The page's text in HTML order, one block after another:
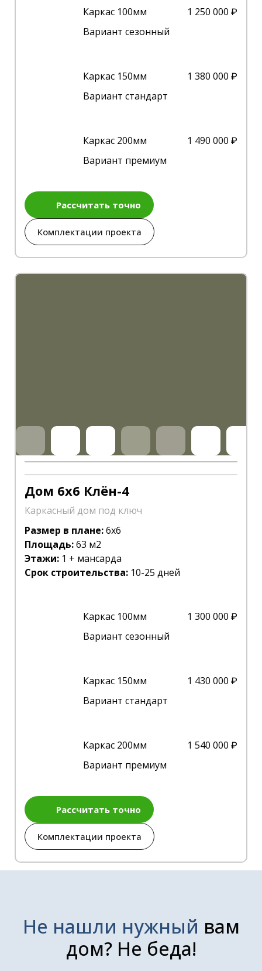
Каркас 100мм
1 250 000 ₽
Вариант сезонный
Каркас 150мм
1 380 000 ₽
Вариант стандарт
Каркас 200мм
1 490 000 ₽
Вариант премиум
Рассчитать точно
Комплектации проекта
Дом 6х6 Клён-4
Каркасный дом под ключ
Размер в плане:6х6
Площадь:63 м2
Этажи: 1 + мансарда
Срок строительства: 10-25 дней
Каркас 100мм
1 300 000 ₽
Вариант сезонный
Каркас 150мм
1 430 000 ₽
Вариант стандарт
Каркас 200мм
1 540 000 ₽
Вариант премиум
Рассчитать точно
Комплектации проекта
Не нашли нужный вам
дом? Не беда!